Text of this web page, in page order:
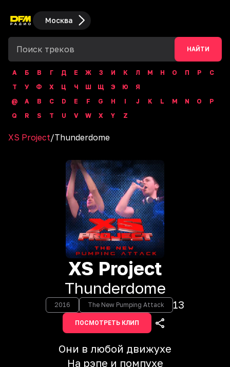
Москва
НАЙТИ
А Б В Г Д Е Ж З И К Л М Н О П Р
С
Т
У Ф Х Ц Ч Ш Щ Э Ю
Я
@
A B C D E F G H I J K L M N O
P
Q
R S T U V W X Y Z
XS Project/Thunderdome
XS Project
Thunderdome
2016 The New Pumping Attack 13
ПОСМОТРЕТЬ КЛИП
Они в любой движухе
На рэпе и помпухе